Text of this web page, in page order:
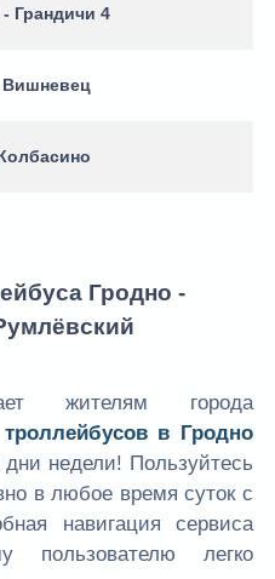
Грандичи 4
Вишневец
Гродно -
жителям города
троллейбусов в Гродно
недели! Пользуйтесь
в любое время суток с
навигация сервиса
пользователю легко